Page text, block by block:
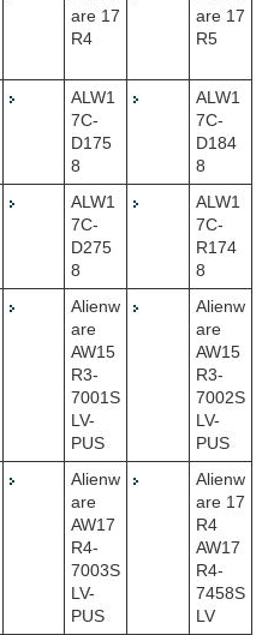
are 17
R4
are 17
R5
ALW1
7C-
D175
8
ALW1
7C-
D184
8
ALW1
7C-
D275
8
ALW1
7C-
R174
8
Alienw
are
AW15
R3-
7001S
LV-
PUS
Alienw
are
AW15
R3-
7002S
LV-
PUS
Alienw
are
AW17
R4-
7003S
LV-
PUS
Alienw
are 17
R4
AW17
R4-
7458S
LV